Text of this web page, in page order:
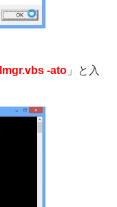
-ato 」と入